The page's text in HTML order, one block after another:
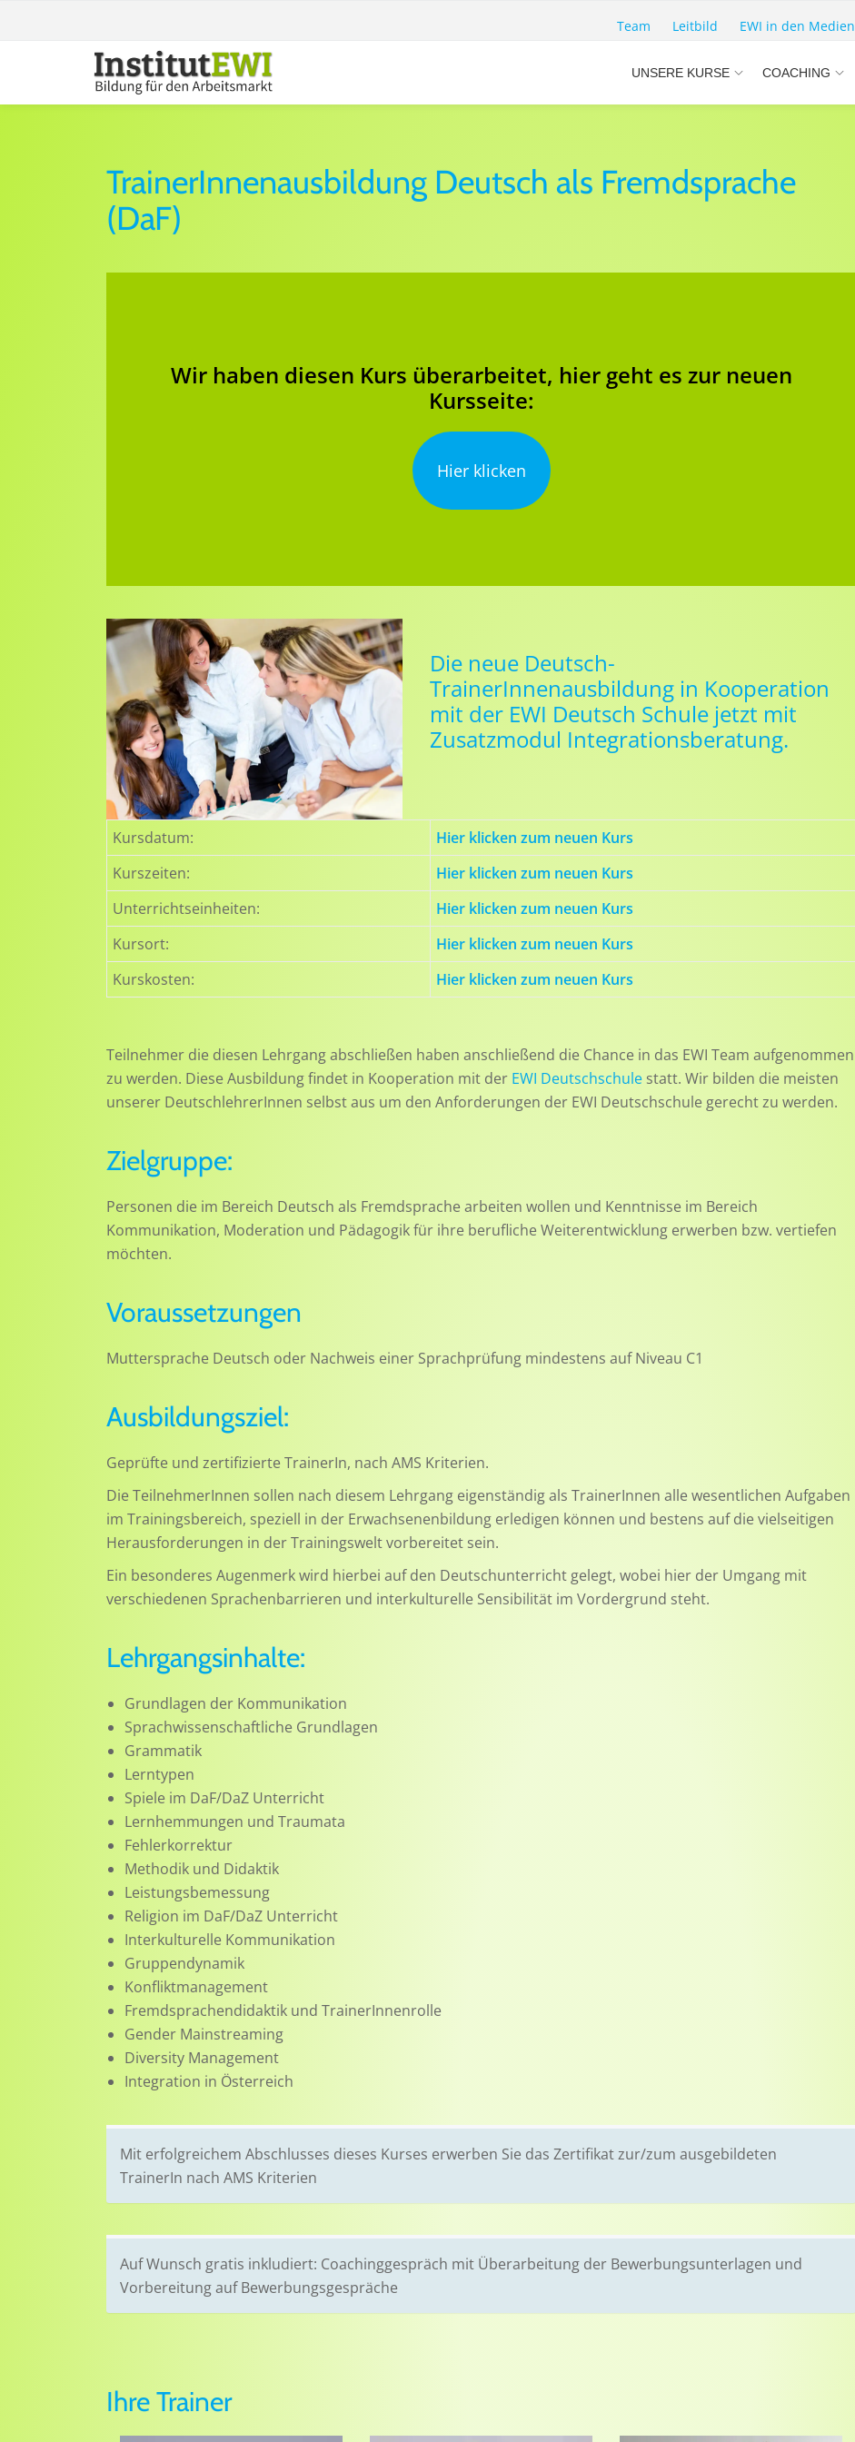
content
Team Leitbild EWI in den Medien
Erwachsenenbildung in Wien
UNSERE KURSE COACHING
TrainerInnenausbildung Deutsch als Fremdsprache
(DaF)
Wir haben diesen Kurs überarbeitet, hier geht es zur neuen
Kursseite:
Hier klicken
Die neue Deutsch-
TrainerInnenausbildung in Kooperation
mit der EWI Deutsch Schule jetzt mit
Zusatzmodul Integrationsberatung.
Kursdatum:
Hier klicken zum neuen Kurs
Kurszeiten:
Hier klicken zum neuen Kurs
Unterrichtseinheiten:
Hier klicken zum neuen Kurs
Kursort:
Hier klicken zum neuen Kurs
Kurskosten:
Hier klicken zum neuen Kurs
Teilnehmer die diesen Lehrgang abschließen haben anschließend die Chance in das EWI Team aufgenommen
zu werden. Diese Ausbildung findet in Kooperation mit der EWI Deutschschule statt. Wir bilden die meisten
unserer DeutschlehrerInnen selbst aus um den Anforderungen der EWI Deutschschule gerecht zu werden.
Zielgruppe:
Personen die im Bereich Deutsch als Fremdsprache arbeiten wollen und Kenntnisse im Bereich
Kommunikation, Moderation und Pädagogik für ihre berufliche Weiterentwicklung erwerben bzw. vertiefen
möchten.
Voraussetzungen
Muttersprache Deutsch oder Nachweis einer Sprachprüfung mindestens auf Niveau C1
Ausbildungsziel:
Geprüfte und zertifizierte TrainerIn, nach AMS Kriterien.
Die TeilnehmerInnen sollen nach diesem Lehrgang eigenständig als TrainerInnen alle wesentlichen Aufgaben
im Trainingsbereich, speziell in der Erwachsenenbildung erledigen können und bestens auf die vielseitigen
Herausforderungen in der Trainingswelt vorbereitet sein.
Ein besonderes Augenmerk wird hierbei auf den Deutschunterricht gelegt, wobei hier der Umgang mit
verschiedenen Sprachenbarrieren und interkulturelle Sensibilität im Vordergrund steht.
Lehrgangsinhalte:
Grundlagen der Kommunikation
Sprachwissenschaftliche Grundlagen
Grammatik
Lerntypen
Spiele im DaF/DaZ Unterricht
Lernhemmungen und Traumata
Fehlerkorrektur
Methodik und Didaktik
Leistungsbemessung
Religion im DaF/DaZ Unterricht
Interkulturelle Kommunikation
Gruppendynamik
Konfliktmanagement
Fremdsprachendidaktik und TrainerInnenrolle
Gender Mainstreaming
Diversity Management
Integration in Österreich
Mit erfolgreichem Abschlusses dieses Kurses erwerben Sie das Zertifikat zur/zum ausgebildeten
TrainerIn nach AMS Kriterien
Auf Wunsch gratis inkludiert: Coachinggespräch mit Überarbeitung der Bewerbungsunterlagen und
Vorbereitung auf Bewerbungsgespräche
Ihre Trainer